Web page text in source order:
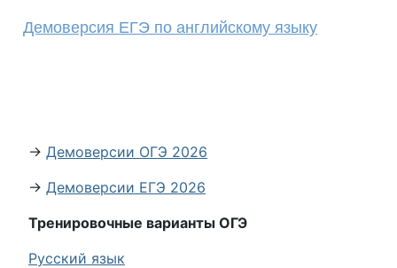
Демоверсия ЕГЭ по английскому языку
→ Демоверсии ОГЭ 2026
→ Демоверсии ЕГЭ 2026
Тренировочные варианты ОГЭ
Русский язык